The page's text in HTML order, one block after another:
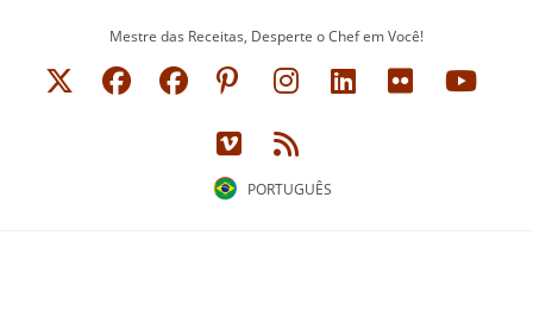
Mestre das Receitas, Desperte o Chef em Você!
PORTUGUÊS